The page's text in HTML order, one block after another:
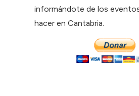
informándote de los
hacer en Cantabria.